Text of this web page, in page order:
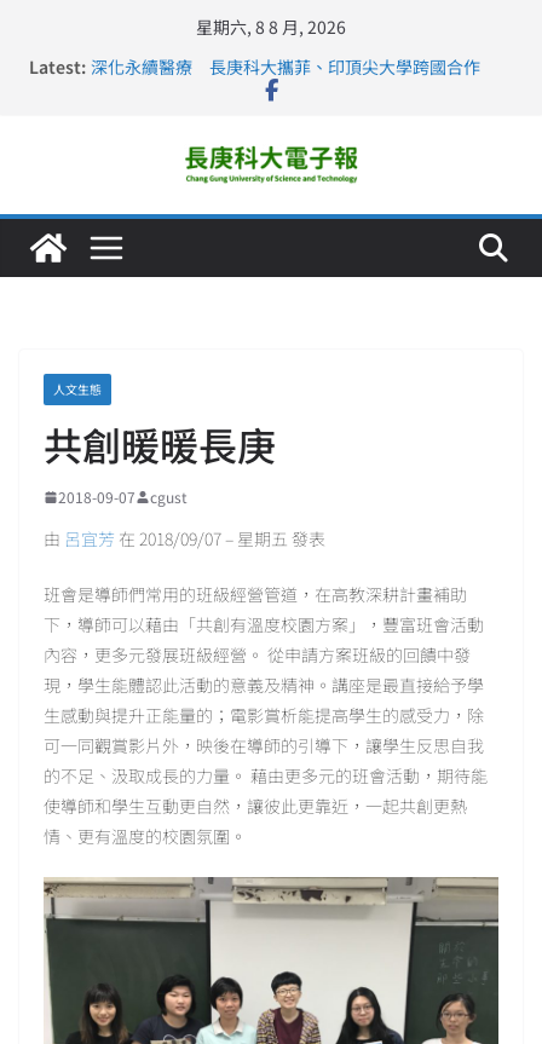
星期六, 8 8 月, 2026
Latest: 深化永續醫療 長庚科大攜菲、印頂尖大學跨國合作
長庚科大訪凱瑟醫療集團、美容學校收穫豐
仁德醫專與長庚科大締結策略聯盟 培育護理尖兵
長庚科大連四年穩居《遠見》醫學大學第5名 辦學實力再
人文生態
共創暖暖長庚
2018-09-07 cgust
由 呂宜芳 在 2018/09/07 – 星期五 發表
班會是導師們常用的班級經營管道，在高教深耕計畫補助
下，導師可以藉由「共創有溫度校園方案」，豐富班會活動
內容，更多元發展班級經營。 從申請方案班級的回饋中發
現，學生能體認此活動的意義及精神。講座是最直接給予學
生感動與提升正能量的；電影賞析能提高學生的感受力，除
可一同觀賞影片外，映後在導師的引導下，讓學生反思自我
的不足、汲取成長的力量。 藉由更多元的班會活動，期待能
使導師和學生互動更自然，讓彼此更靠近，一起共創更熱
情、更有溫度的校園氛圍。